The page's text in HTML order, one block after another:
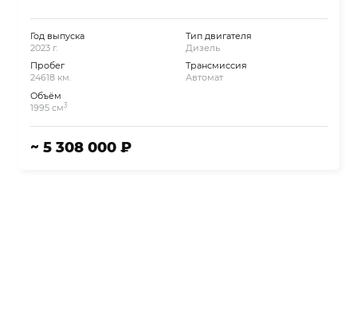
Год выпуска
2023 г.
Пробег
24618 км.
Объём
1995 см3
Тип двигателя
Дизель
Трансмиссия
Автомат
~ 5 308 000 ₽